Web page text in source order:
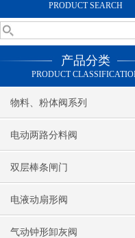
PRODUCT SEARCH
产品分类
PRODUCT
物料、粉体阀系列
电动两路分料阀
双层棒条闸门
电液动扇形阀
气动钟形卸灰阀